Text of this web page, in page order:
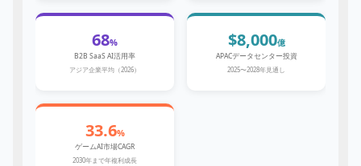
68%
B2B SaaS AI活用率
アジア企業平均（2026）
$8,000億
APACデータセンター投資
2025〜2028年見通し
33.6%
ゲームAI市場CAGR
2030年まで年複利成長